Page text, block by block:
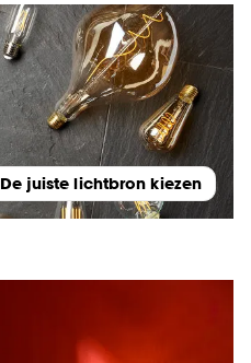
De juiste lichtbron kiezen